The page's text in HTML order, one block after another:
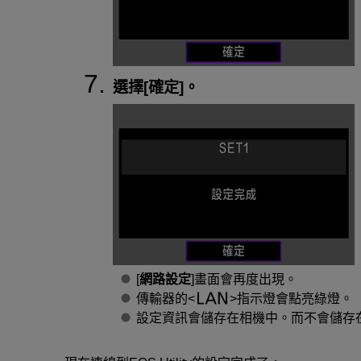
選擇[確定]。
[網路設定]畫面會再度出現。
傳輸器的
指示燈會點亮綠燈。
設定資訊會儲存在相機中。而不會儲存